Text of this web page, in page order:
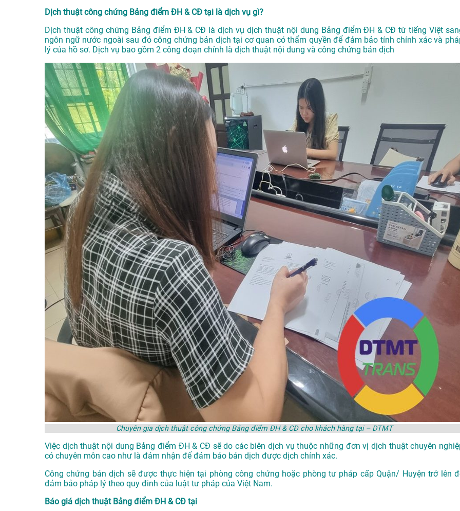
Dịch thuật công chứng Bảng điểm ĐH & CĐ tại là dịch vụ gì?
Dịch thuật công chứng Bảng điểm ĐH & CĐ là dịch vụ dịch thuật nội dung Bảng điểm ĐH & CĐ từ tiếng Việt
ngôn ngữ nước ngoài sau đó công chứng bản dịch tại cơ quan có thẩm quyền để đảm bảo tính chính xác và
lý của hồ sơ. Dịch vụ bao gồm 2 công đoạn chính là dịch thuật nội dung và công chứng bản dịch
Chuyên gia dịch thuật công chứng Bảng điểm ĐH & CĐ cho khách hàng tại – DTMT
Việc dịch thuật nội dung Bảng điểm ĐH & CĐ sẽ do các biên dịch vụ thuộc những đơn vị dịch thuật chuyên
có chuyên môn cao như là đảm nhận để đảm bảo bản dịch được dịch chính xác.
Công chứng bản dịch sẽ được thực hiện tại phòng công chứng hoặc phòng tư pháp cấp Quận/ Huyện trở lên
đảm bảo pháp lý theo quy đinh của luật tư pháp của Việt Nam.
Báo giá dịch thuật Bảng điểm ĐH & CĐ tại